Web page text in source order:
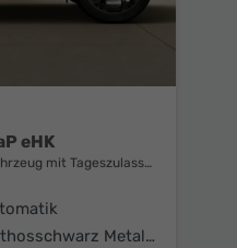
eHK
mit Tageszulassung
Mythosschwarz Metallic